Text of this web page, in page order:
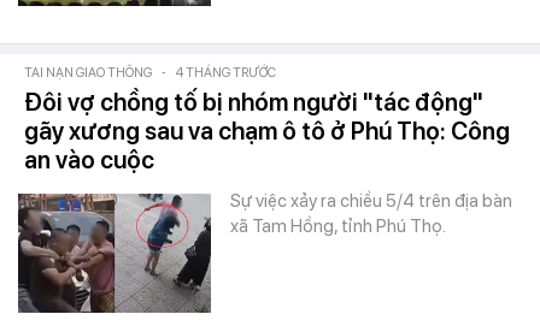
TAI NẠN GIAO THÔNG - 4 THÁNG TRƯỚC
Đôi vợ chồng tố bị nhóm người "tác động"
gãy xương sau va chạm ô tô ở Phú Thọ: Công
an vào cuộc
Sự việc xảy ra chiều 5/4 trên địa bàn
xã Tam Hồng, tỉnh Phú Thọ.